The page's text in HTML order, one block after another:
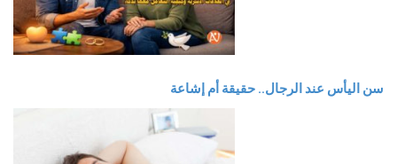
سن اليأس عند الرجال.. حقيقة أم إشاعة